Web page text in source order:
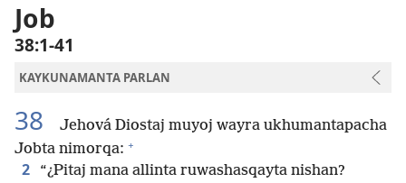
Job
38:1-41
KAYKUNAMANTA PARLAN
38
Jehová Diostaj muyoj wayra ukhumantapacha
Jobta nimorqa: +
2
“¿Pitaj mana allinta ruwashasqayta nishan?